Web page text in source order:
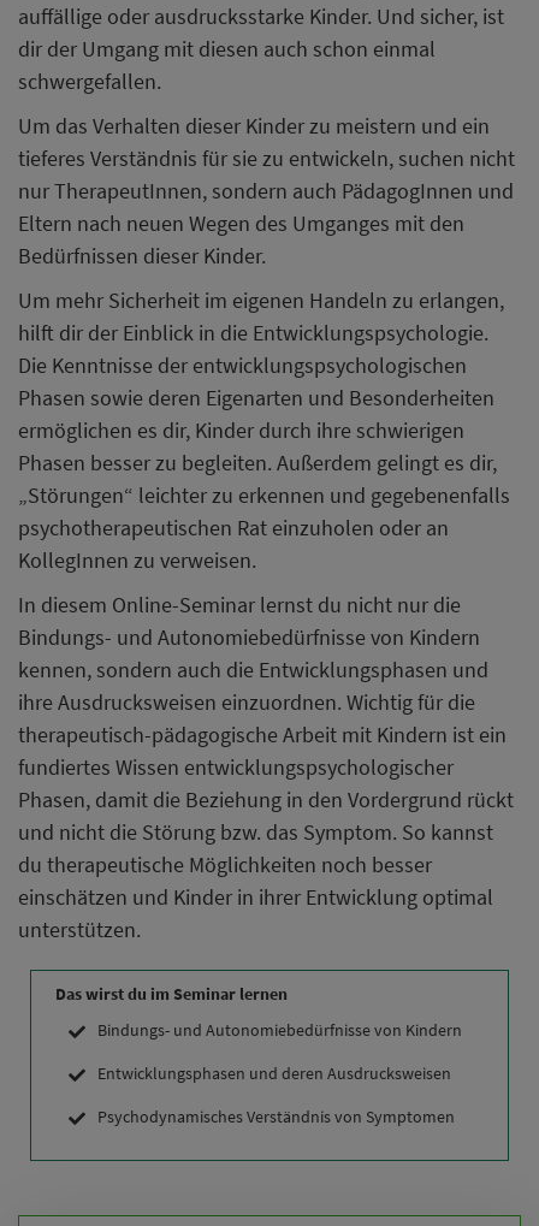
auffällige oder ausdrucksstarke Kinder. Und sicher, ist
dir der Umgang mit diesen auch schon einmal
schwergefallen.
Um das Verhalten dieser Kinder zu meistern und ein
tieferes Verständnis für sie zu entwickeln, suchen nicht
nur TherapeutInnen, sondern auch PädagogInnen und
Eltern nach neuen Wegen des Umganges mit den
Bedürfnissen dieser Kinder.
Um mehr Sicherheit im eigenen Handeln zu erlangen,
hilft dir der Einblick in die Entwicklungspsychologie.
Die Kenntnisse der entwicklungspsychologischen
Phasen sowie deren Eigenarten und Besonderheiten
ermöglichen es dir, Kinder durch ihre schwierigen
Phasen besser zu begleiten. Außerdem gelingt es dir,
„Störungen“ leichter zu erkennen und gegebenenfalls
psychotherapeutischen Rat einzuholen oder an
KollegInnen zu verweisen.
In diesem Online-Seminar lernst du nicht nur die
Bindungs- und Autonomiebedürfnisse von Kindern
kennen, sondern auch die Entwicklungsphasen und
ihre Ausdrucksweisen einzuordnen. Wichtig für die
therapeutisch-pädagogische Arbeit mit Kindern ist ein
fundiertes Wissen entwicklungspsychologischer
Phasen, damit die Beziehung in den Vordergrund rückt
und nicht die Störung bzw. das Symptom. So kannst
du therapeutische Möglichkeiten noch besser
einschätzen und Kinder in ihrer Entwicklung optimal
unterstützen.
Das wirst du im Seminar lernen
Bindungs- und Autonomiebedürfnisse von Kindern
Entwicklungsphasen und deren Ausdrucksweisen
Psychodynamisches Verständnis von Symptomen